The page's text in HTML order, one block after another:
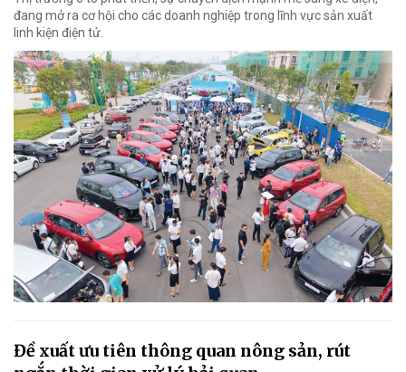
đang mở ra cơ hội cho các doanh nghiệp trong lĩnh vực sản xuất
linh kiện điện tử.
Đề xuất ưu tiên thông quan nông sản, rút